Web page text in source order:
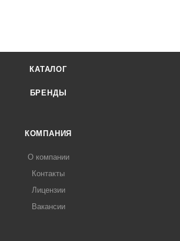
КАТАЛОГ
БРЕНДЫ
КОМПАНИЯ
О компании
Контакты
Лицензии
Вакансии